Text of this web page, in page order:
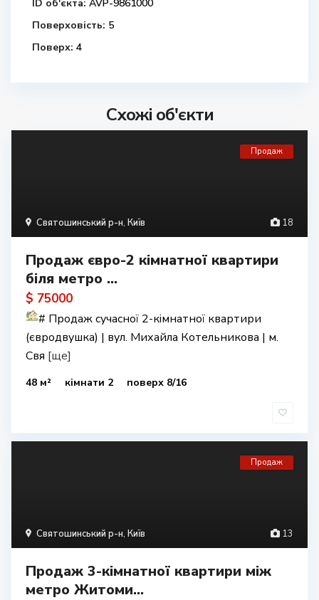
ID об'єкта: AVP-9861000
Поверховість: 5
Поверх: 4
Схожі об'єкти
18
Святошинський р-н, Київ
Продаж
Продаж євро-2 кімнатної квартири
біля метро ...
$ 75000
# Продаж сучасної 2-кімнатної квартири
(євродвушка) | вул. Михайла Котельникова | м.
Свя [ще]
48 м² кімнати 2 поверх 8/16
13
Святошинський р-н, Київ
Продаж
Продаж 3-кімнатної квартири між
метро Житоми...